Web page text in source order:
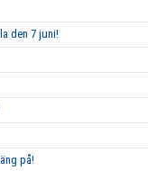
den 7 juni!
på!